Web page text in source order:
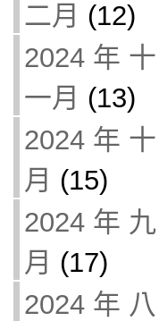
二月 (12)
2024 年 十
一月 (13)
2024 年 十
月 (15)
2024 年 九
月 (17)
2024 年 八